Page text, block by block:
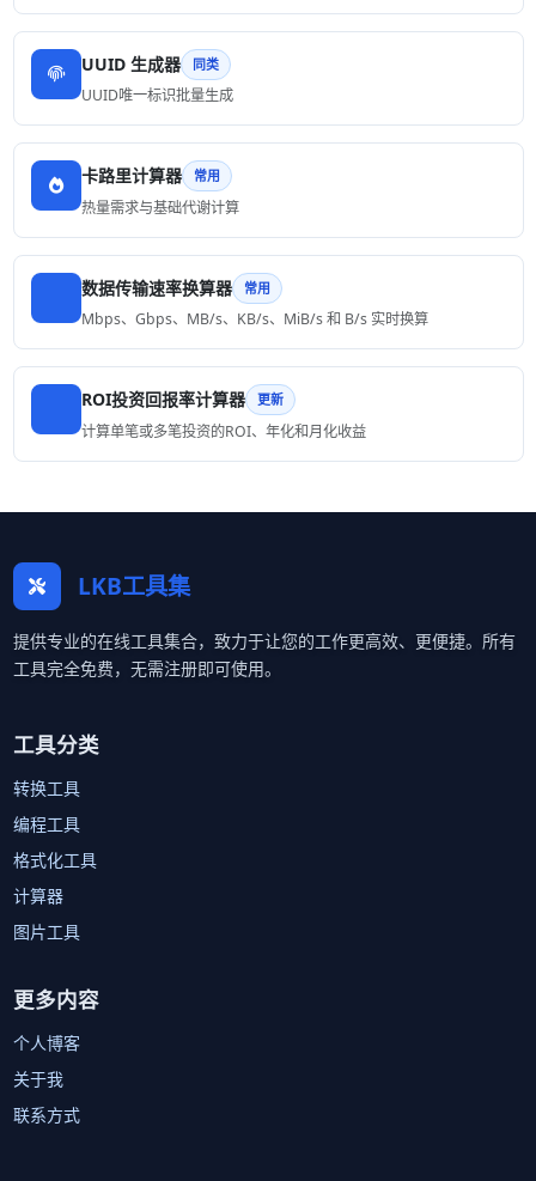
UUID 生成器 同类
UUID唯一标识批量生成
卡路里计算器 常用
热量需求与基础代谢计算
数据传输速率换算器 常用
Mbps、Gbps、MB/s、KB/s、MiB/s 和 B/s 实时换算
ROI投资回报率计算器 更新
计算单笔或多笔投资的ROI、年化和月化收益
LKB工具集
提供专业的在线工具集合，致力于让您的工作更高效、更便捷。所有
工具完全免费，无需注册即可使用。
工具分类
转换工具
编程工具
格式化工具
计算器
图片工具
更多内容
个人博客
关于我
联系方式